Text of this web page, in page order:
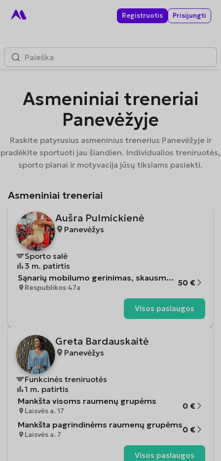
Registruotis Prisijungti
Asmeniniai treneriai
Panevėžyje
Raskite patyrusius asmeninius trenerius Panevėžyje ir
pradėkite sportuoti jau šiandien. Individualios treniruotės,
sporto planai ir motyvacija jūsų tikslams pasiekti.
Asmeniniai treneriai
Aušra Pulmickienė
Panevėžys
Sporto salė
3 m. patirtis
Sąnarių mobilumo gerinimas, skausmų mažinimas PNF metodika
Respublikos 47a 50 €
Visos paslaugos
Greta Bardauskaitė
Panevėžys
Funkcinės treniruotės
1 m. patirtis
Mankšta visoms raumenų grupėms
Laisvės a. 17 0 €
Mankšta pagrindinėms raumenų grupėms
Laisvės a. 7 0 €
Visos paslaugos